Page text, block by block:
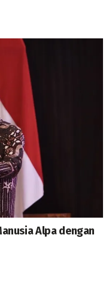
Alpa dengan